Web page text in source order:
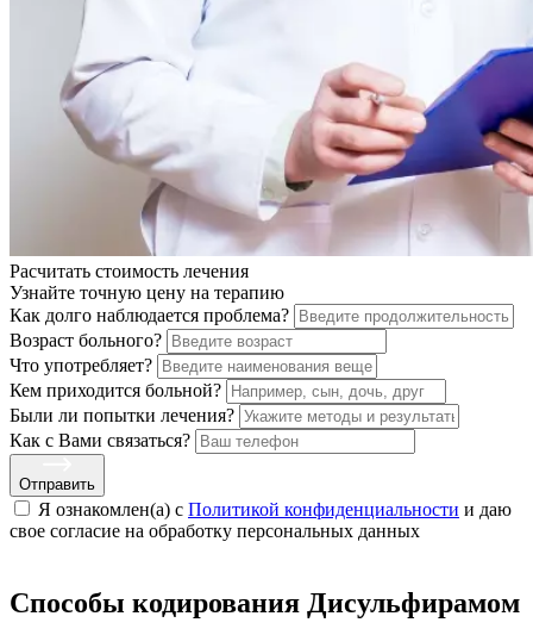
Расчитать стоимость лечения
Узнайте точную цену на терапию
Как долго наблюдается проблема?
Возраст больного?
Что употребляет?
Кем приходится больной?
Были ли попытки лечения?
Как с Вами связаться?
Отправить
Я ознакомлен(а) с Политикой конфиденциальности и даю
свое cогласие на обработку персональных данных
Способы кодирования Дисульфирамом